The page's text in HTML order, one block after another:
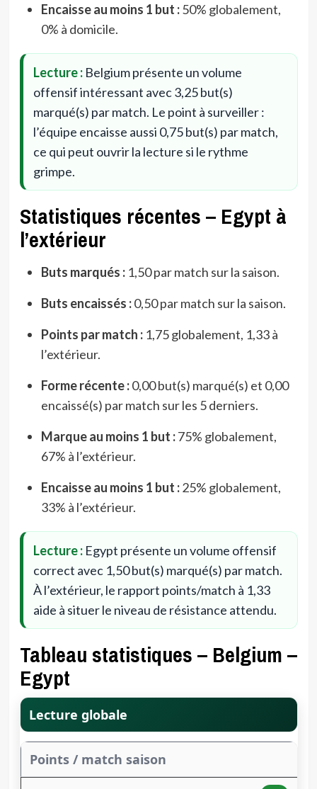
Encaisse au moins 1 but :50% globalement,
0% à domicile.
Lecture :Belgium présente un volume
offensif intéressant avec 3,25 but(s)
marqué(s) par match. Le point à surveiller :
l’équipe encaisse aussi 0,75 but(s) par match,
ce qui peut ouvrir la lecture si le rythme
grimpe.
Statistiques récentes – Egypt à
l’extérieur
Buts marqués :1,50 par match sur la saison.
Buts encaissés :0,50 par match sur la saison.
Points par match :1,75 globalement, 1,33 à
l’extérieur.
Forme récente :0,00 but(s) marqué(s) et 0,00
encaissé(s) par match sur les 5 derniers.
Marque au moins 1 but :75% globalement,
67% à l’extérieur.
Encaisse au moins 1 but :25% globalement,
33% à l’extérieur.
Lecture :Egypt présente un volume offensif
correct avec 1,50 but(s) marqué(s) par match.
À l’extérieur, le rapport points/match à 1,33
aide à situer le niveau de résistance attendu.
Tableau statistiques – Belgium –
Egypt
Lecture globale
Points / match saison